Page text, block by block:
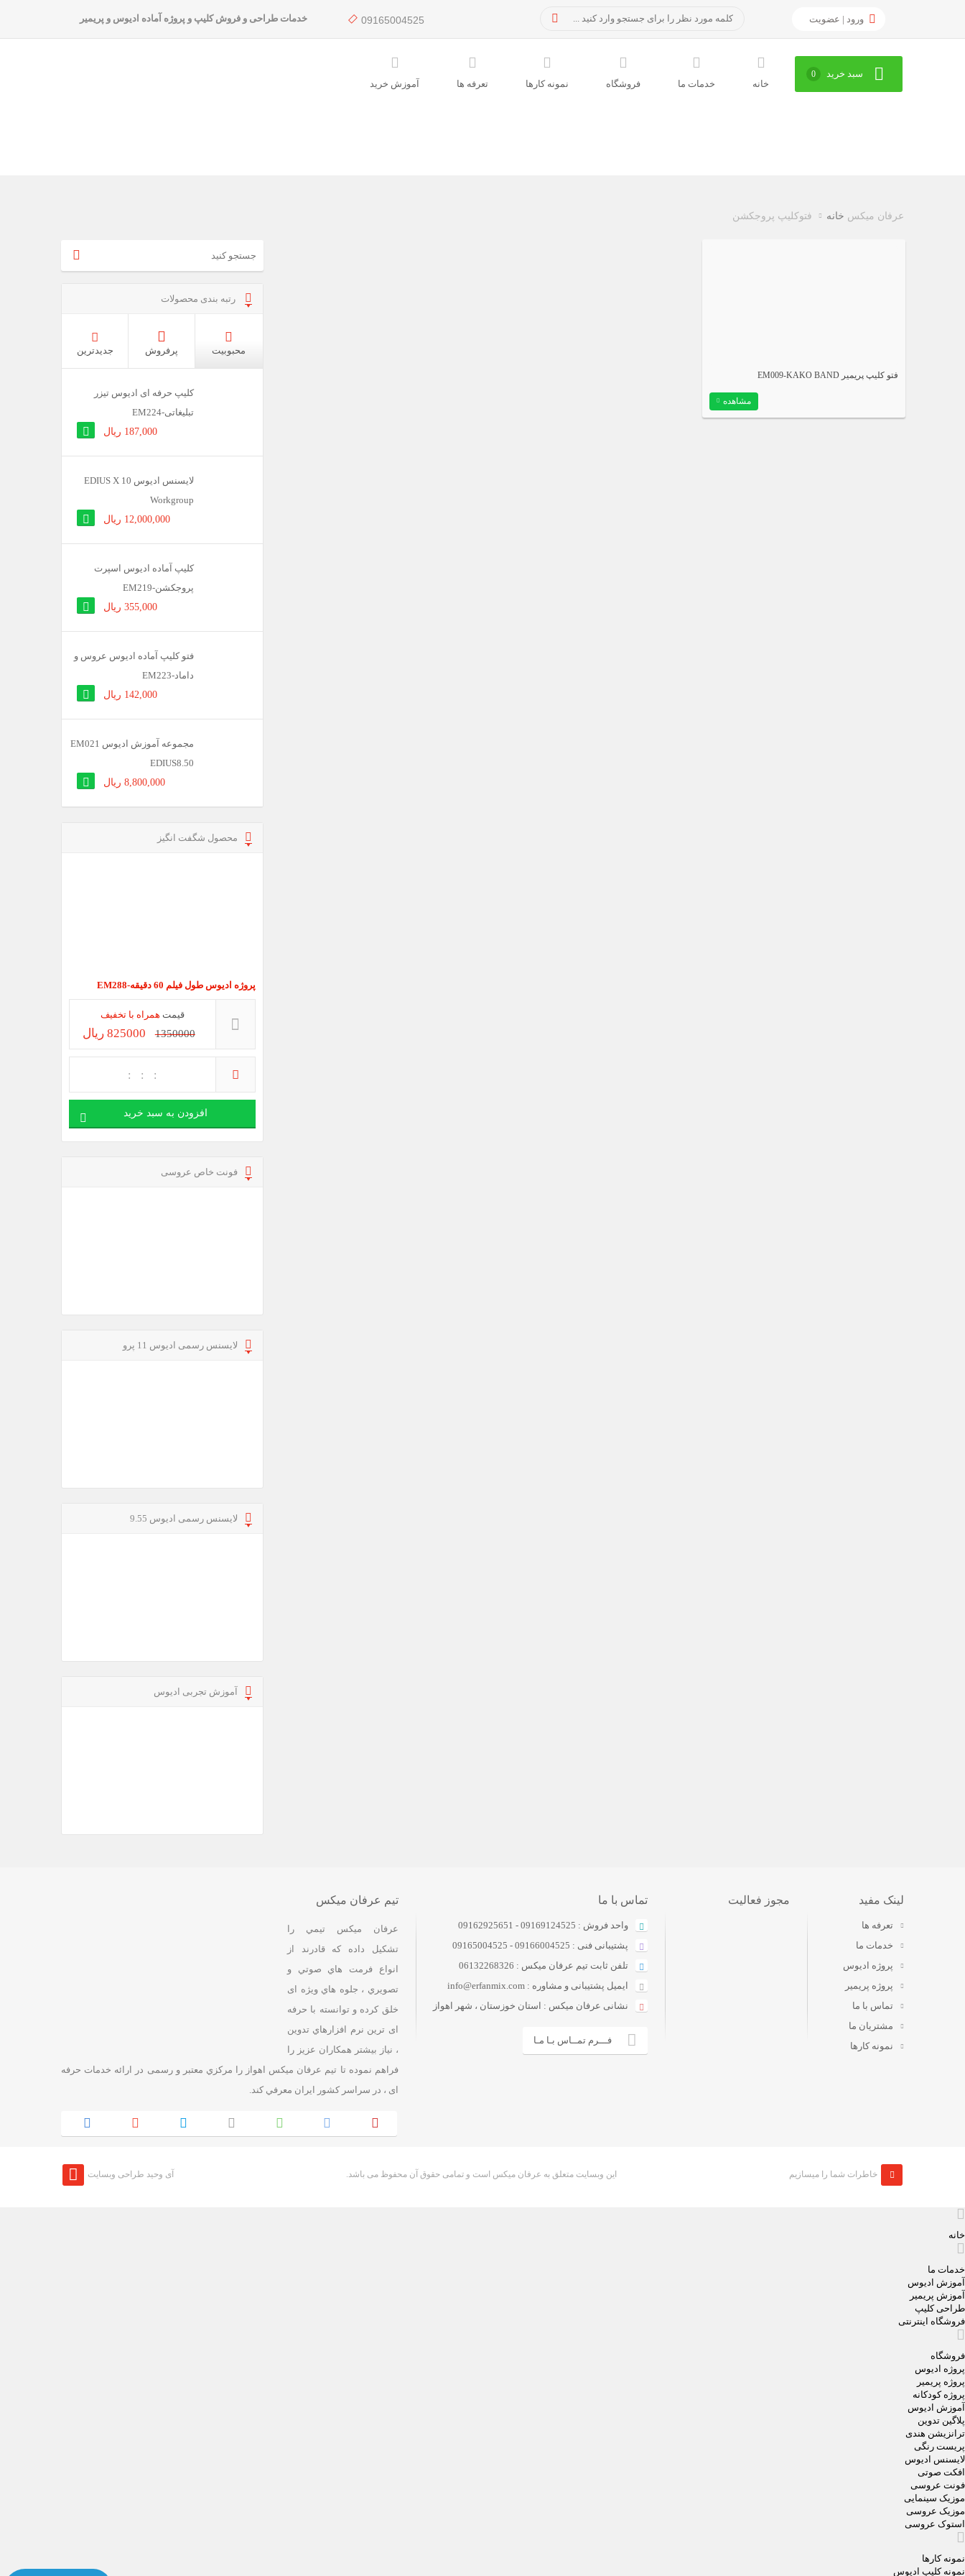
ورود | عضویت 09165004525 خدمات طراحی و فروش کلیپ و پروژه آماده ادیوس و پریمیر
0
سبد خرید
خانه
خدمات ما فروشگاه نمونه کارها تعرفه ها آموزش خرید
عرفان میکس خانه فتوکلیپ پروجکشن
فتو کلیپ پریمیر EM009-KAKO BAND
مشاهده
رتبه بندی محصولات
محبوبیت پرفروش جدیدترین
کلیپ حرفه ای ادیوس تیزر
تبلیغاتی-EM224
187,000 ریال
لایسنس ادیوس 10 EDIUS X
Workgroup
12,000,000 ریال
کلیپ آماده ادیوس اسپرت
پروجکشن-EM219
355,000 ریال
فتو کلیپ آماده ادیوس عروس و
داماد-EM223
142,000 ریال
مجموعه آموزش ادیوس EM021
EDIUS8.50
8,800,000 ریال
محصول شگفت انگیز
پروژه ادیوس طول فیلم 60 دقیقه-EM288
قیمت همراه با تخفیف
1350000 825000 ریال
افزودن به سبد خرید
فونت خاص عروسی
لایسنس رسمی ادیوس 11 پرو
لایسنس رسمی ادیوس 9.55
آموزش تجربی ادیوس
لینک مفید
تعرفه ها
خدمات ما
پروژه ادیوس
پروژه پریمیر
تماس با ما
مشتریان ما
نمونه کارها
مجوز فعالیت تماس با ما
واحد فروش : 09169124525 - 09162925651
پشتیبانی فنی : 09166004525 - 09165004525
تلفن ثابت تیم عرفان میکس : 06132268326
ایمیل پشتیبانی و مشاوره : info@erfanmix.com
نشانی عرفان میکس : استان خوزستان ، شهر اهواز
فـــرم تمــاس بـا مـا
تیم عرفان میکس
عرفان ميکس تيمي را
تشکيل داده که قادرند از
انواع فرمت هاي صوتي و
تصويري ، جلوه هاي ویژه ای
خلق کرده و توانسته با حرفه
ای ترین نرم افزارهاي تدوین
، نياز بيشتر همکاران عزیز را
فراهم نموده تا تیم عرفان ميکس اهواز را مرکزي معتبر و رسمی در ارائه خدمات حرفه
ای ، در سراسر کشور ایران معرفي کند.
خاطرات شما را میسازیم آی وحید طراحی وبسایت .این وبسایت متعلق به عرفان میکس است و تمامی حقوق آن محفوظ می باشد
خانه
خدمات ما
آموزش ادیوس
آموزش پریمیر
طراحی کلیپ
فروشگاه اینترنتی
فروشگاه
پروژه ادیوس
پروژه پریمیر
پروژه کودکانه
آموزش ادیوس
پلاگین تدوین
ترانزیشن هندی
پریست رنگی
لایسنس ادیوس
افکت صوتی
فونت عروسی
موزیک سینمایی
موزیک عروسی
استوک عروسی
نمونه کارها
نمونه کلیپ ادیوس